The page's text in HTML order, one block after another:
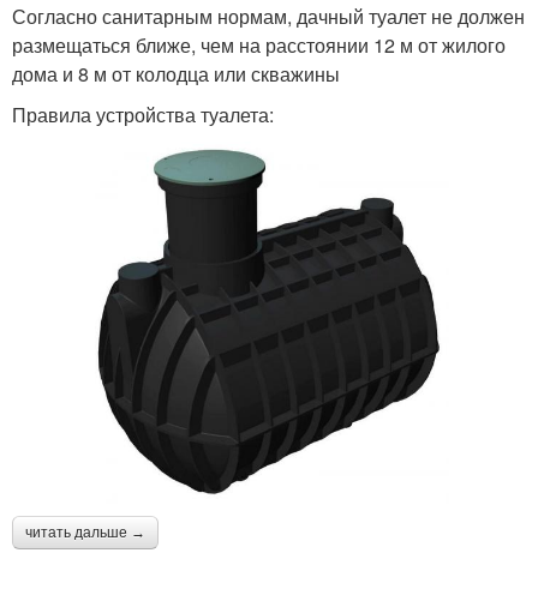
Согласно санитарным нормам, дачный туалет не должен
размещаться ближе, чем на расстоянии 12 м от жилого
дома и 8 м от колодца или скважины
Правила устройства туалета:
читать дальше →